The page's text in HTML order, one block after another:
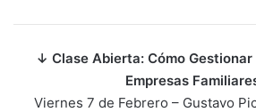
↓ Clase Abierta: Cómo
Empresas
Viernes 7 de Febrero – Gustavo